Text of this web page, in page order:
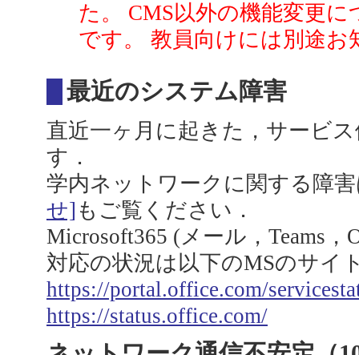
た。 CMS以外の機能変更
です。 教員向けには別途お
最近のシステム障害
直近一ヶ月に起きた，サービ
す．
学内ネットワークに関する障
せ] もご覧ください．
Microsoft365 (メール，Teams
対応の状況は以下のMSのサイ
https://portal.office.com/
https://status.office.com/